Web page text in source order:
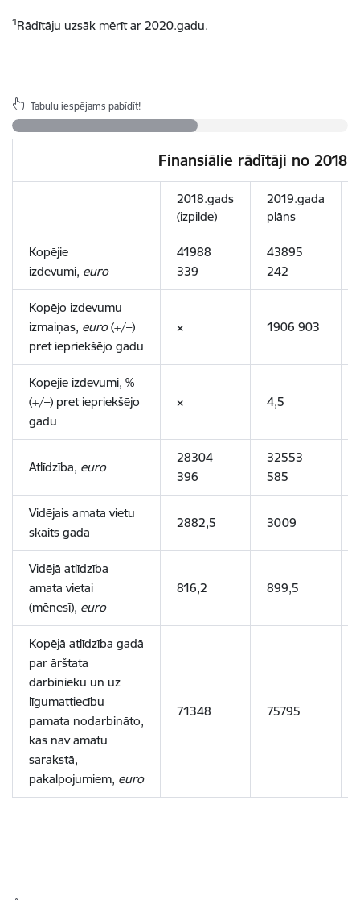
1Rādītāju uzsāk mērīt ar 2020.gadu.
Tabulu iespējams pabīdīt!
Finansiālie rādītāji no 2018.
2018.gads
(izpilde)
2019.gada
plāns
Kopējie
izdevumi, euro
41988
339
43895
242
Kopējo izdevumu
izmaiņas, euro(+/–)
pret iepriekšējo gadu
× 1906 903
Kopējie izdevumi, %
(+/–) pret iepriekšējo
gadu
× 4,5
Atlīdzība, euro
28304
396
32553
585
Vidējais amata vietu
skaits gadā
2882,5 3009
Vidējā atlīdzība
amata vietai
(mēnesī), euro
816,2 899,5
Kopējā atlīdzība gadā
par ārštata
darbinieku un uz
līgumattiecību
pamata nodarbināto,
kas nav amatu
sarakstā,
pakalpojumiem, euro
71348 75795